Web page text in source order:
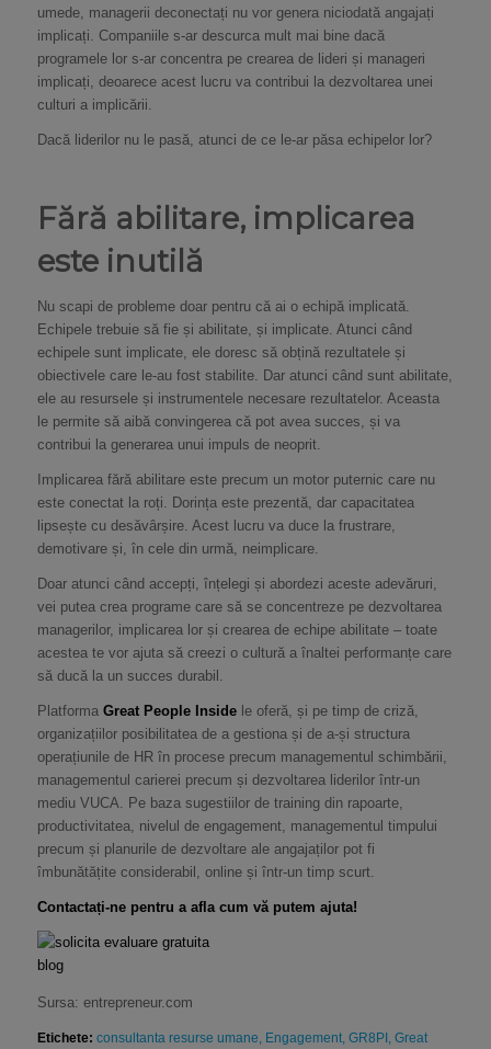
umede, managerii deconectați nu vor genera niciodată angajați
implicați. Companiile s-ar descurca mult mai bine dacă
programele lor s-ar concentra pe crearea de lideri și manageri
implicați, deoarece acest lucru va contribui la dezvoltarea unei
culturi a implicării.
Dacă liderilor nu le pasă, atunci de ce le-ar păsa echipelor lor?
Fără abilitare, implicarea
este inutilă
Nu scapi de probleme doar pentru că ai o echipă implicată.
Echipele trebuie să fie și abilitate, și implicate. Atunci când
echipele sunt implicate, ele doresc să obțină rezultatele și
obiectivele care le-au fost stabilite. Dar atunci când sunt abilitate,
ele au resursele și instrumentele necesare rezultatelor. Aceasta
le permite să aibă convingerea că pot avea succes, și va
contribui la generarea unui impuls de neoprit.
Implicarea fără abilitare este precum un motor puternic care nu
este conectat la roți. Dorința este prezentă, dar capacitatea
lipsește cu desăvârșire. Acest lucru va duce la frustrare,
demotivare și, în cele din urmă, neimplicare.
Doar atunci când accepți, înțelegi și abordezi aceste adevăruri,
vei putea crea programe care să se concentreze pe dezvoltarea
managerilor, implicarea lor și crearea de echipe abilitate – toate
acestea te vor ajuta să creezi o cultură a înaltei performanțe care
să ducă la un succes durabil.
Platforma Great People Insidele oferă, și pe timp de criză,
organizațiilor posibilitatea de a gestiona și de a-și structura
operațiunile de HR în procese precum managementul schimbării,
managementul carierei precum și dezvoltarea liderilor într-un
mediu VUCA. Pe baza sugestiilor de training din rapoarte,
productivitatea, nivelul de engagement, managementul timpului
precum și planurile de dezvoltare ale angajaților pot fi
îmbunătățite considerabil, online și într-un timp scurt.
Contactați-ne pentru a afla cum vă putem ajuta!
Sursa: entrepreneur.com
Etichete: consultanta resurse umane Engagement, GR8PI Great